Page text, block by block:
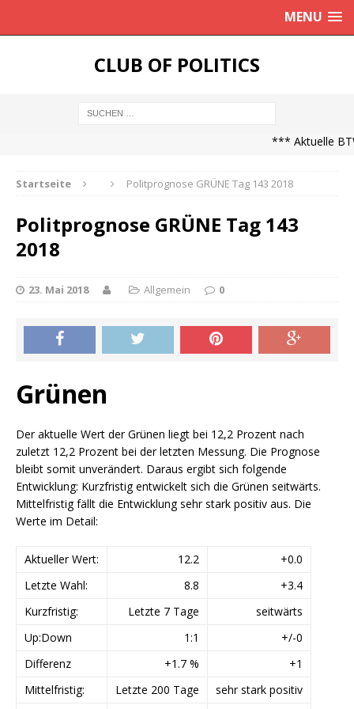
MENU
CLUB OF POLITICS
*** Aktuelle
Startseite Politprognose GRÜNE Tag 143 2018
Politprognose GRÜNE Tag 143
2018
23. Mai 2018 Allgemein 0
Grünen
Der aktuelle Wert der Grünen liegt bei 12,2 Prozent nach
zuletzt 12,2 Prozent bei der letzten Messung. Die Prognose
bleibt somit unverändert. Daraus ergibt sich folgende
Entwicklung: Kurzfristig entwickelt sich die Grünen seitwärts.
Mittelfristig fällt die Entwicklung sehr stark positiv aus. Die
Werte im Detail:
Aktueller Wert: 12.2
+0.0
Letzte Wahl:
8.8
+3.4
Kurzfristig:
Letzte 7 Tage
seitwärts
Up:Down
1:1
+/-0
Differenz
+1.7 %
+1
Mittelfristig:
Letzte 200 Tage
sehr stark positiv